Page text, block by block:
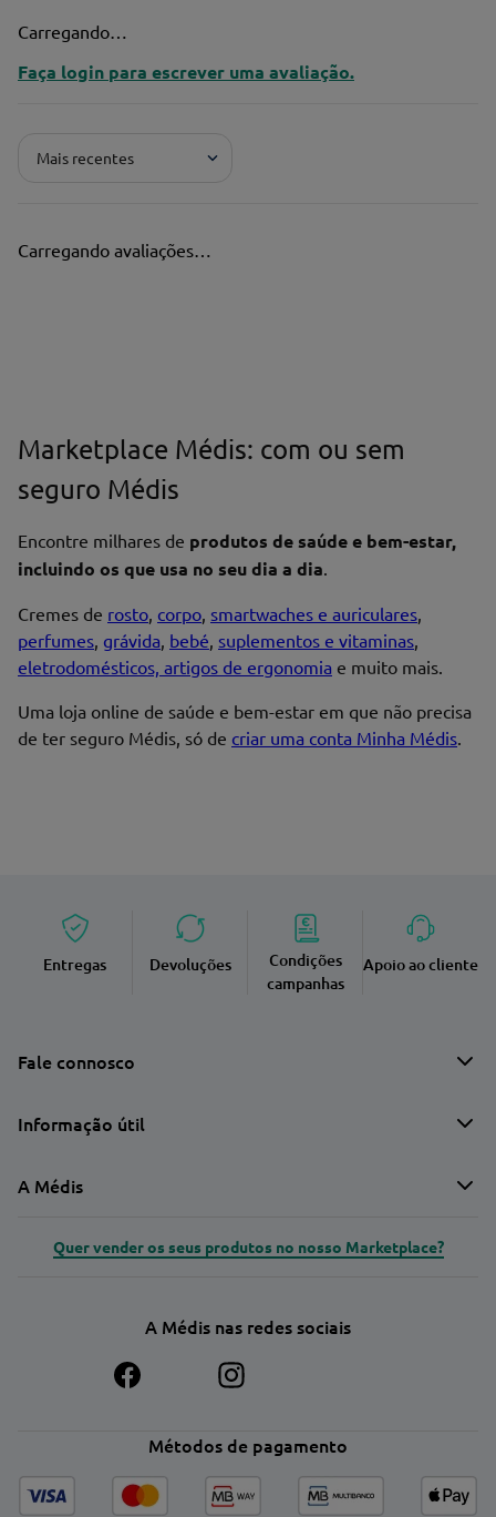
Carregando…
Faça login para escrever uma avaliação.
Mais recentes
Carregando avaliações…
Marketplace Médis: com ou sem
seguro Médis
Encontre milhares de produtos de saúde e bem-estar,
incluindo os que usa no seu dia a dia.
Cremes de rosto, corpo, smartwaches e auriculares,
perfumes, grávida, bebé, suplementos e vitaminas,
eletrodomésticos, artigos de ergonomia e muito mais.
Uma loja online de saúde e bem-estar em que não precisa
de ter seguro Médis, só de criar uma conta Minha Médis.
Entregas Devoluções
Condições
campanhas
Apoio ao cliente
Fale connosco
Informação útil
A Médis
Quer vender os seus produtos no nosso Marketplace?
A Médis nas redes sociais
Métodos de pagamento